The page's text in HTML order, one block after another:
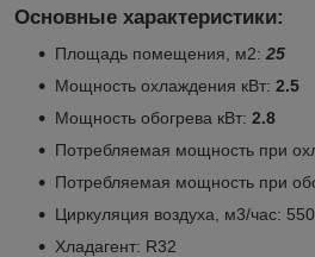
Основные характеристики:
Площадь помещения, м2: 25
Мощность охлаждения кВт: 2.5
Мощность обогрева кВт: 2.8
Потребляемая мощность при
Потребляемая мощность при
Циркуляция воздуха, м3/час: 550
Хладагент: R32